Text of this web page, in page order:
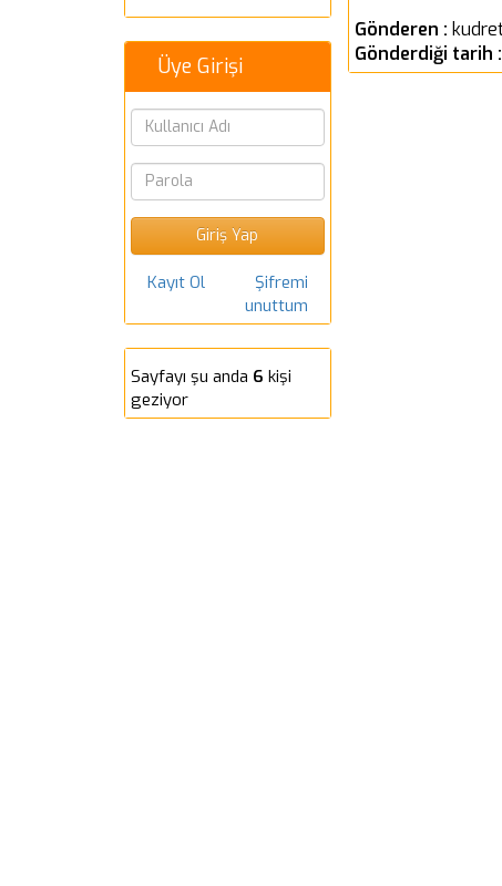
Gönderen :
Gönderdiği tarih :
Üye Girişi
Kayıt Ol
Şifremi
unuttum
Sayfayı şu anda 6 kişi
geziyor